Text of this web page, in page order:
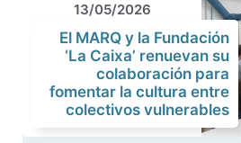
13/05/2026
El MARQ y la Fundación
‘La Caixa’ renuevan su
colaboración para
fomentar la cultura entre
colectivos vulnerables